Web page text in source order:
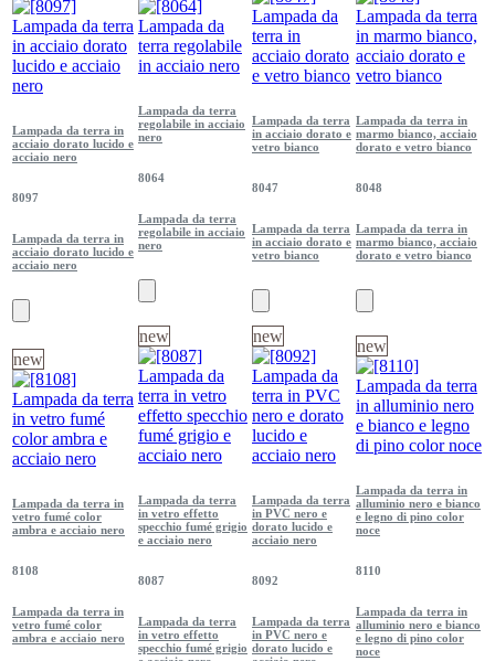
Lampada da terra in
acciaio dorato lucido e
acciaio nero
8097
Lampada da terra in
acciaio dorato lucido e
acciaio nero
Lampada da terra
regolabile in acciaio
nero
8064
Lampada da terra
regolabile in acciaio
nero
Lampada da terra
in acciaio dorato e
vetro bianco
8047
Lampada da terra
in acciaio dorato e
vetro bianco
Lampada da terra in
marmo bianco, acciaio
dorato e vetro bianco
8048
Lampada da terra in
marmo bianco, acciaio
dorato e vetro bianco
new
Lampada da terra in
vetro fumé color
ambra e acciaio nero
8108
Lampada da terra in
vetro fumé color
ambra e acciaio nero
new
Lampada da terra
in vetro effetto
specchio fumé grigio
e acciaio nero
8087
Lampada da terra
in vetro effetto
specchio fumé grigio
new
Lampada da terra
in PVC nero e
dorato lucido e
acciaio nero
8092
Lampada da terra
in PVC nero e
dorato lucido e
new
Lampada da terra in
alluminio nero e bianco
e legno di pino color
noce
8110
Lampada da terra in
alluminio nero e bianco
e legno di pino color
noce